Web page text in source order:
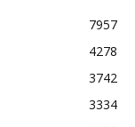
7957
4278
3742
3334